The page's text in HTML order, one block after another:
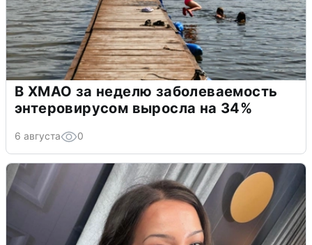
В ХМАО за неделю заболеваемость
энтеровирусом выросла на 34%
6 августа 0